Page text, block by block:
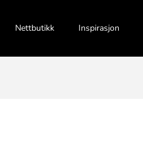
Nettbutikk Inspirasjon